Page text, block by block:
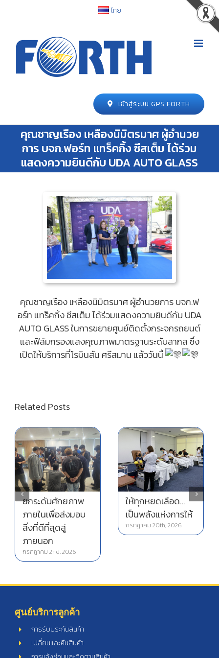
ไทย
เข้าสู่ระบบ GPS FORTH
คุณชาญเรือง เหลืองนิมิตรมาศ ผู้อำนวย
การ บจก.ฟอร์ท แทร็คกิ้ง ซีสเต็ม ได้ร่วม
แสดงความยินดีกับ UDA AUTO GLASS
คุณชาญเรือง เหลืองนิมิตรมาศ ผู้อำนวยการ บจก.ฟ
อร์ท แทร็คกิ้ง ซีสเต็ม ได้ร่วมแสดงความยินดีกับ UDA
AUTO GLASS ในการขยายศูนย์ติดตั้งกระจกรถยนต์
และฟิล์มกรองแสงคุณภาพมาตรฐานระดับสากล ซึ่ง
เปิดให้บริการที่โรบินสัน ศรีสมาน แล้ววันนี้
Related Posts
ยกระดับศักยภาพ
ภายในเพื่อส่งมอบ
สิ่งที่ดีที่สุดสู่
ภายนอก
กรกฎาคม 2nd, 2026
ให้ทุกหยดเลือด…
เป็นพลังแห่งการให้
กรกฎาคม 20th, 2026
ศูนย์บริการลูกค้า
การรับประกันสินค้า
เปลี่ยนและคืนสินค้า